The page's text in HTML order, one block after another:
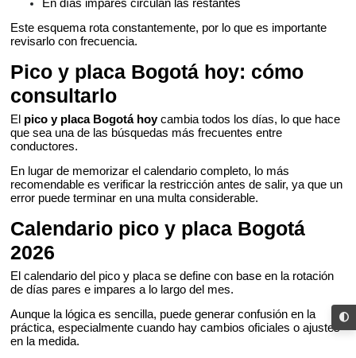
En días impares circulan las restantes
Este esquema rota constantemente, por lo que es importante
revisarlo con frecuencia.
Pico y placa Bogotá hoy: cómo
consultarlo
El pico y placa Bogotá hoycambia todos los días, lo que hace
que sea una de las búsquedas más frecuentes entre
conductores.
En lugar de memorizar el calendario completo, lo más
recomendable es verificar la restricción antes de salir, ya que un
error puede terminar en una multa considerable.
Calendario pico y placa Bogotá
2026
El calendario del pico y placa se define con base en la rotación
de días pares e impares a lo largo del mes.
Aunque la lógica es sencilla, puede generar confusión en la
práctica, especialmente cuando hay cambios oficiales o ajustes
en la medida.